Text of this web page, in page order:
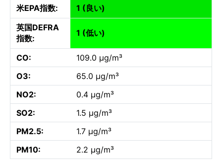
米EPA指数:
1 (良い)
英国DEFRA
指数:
1 (低い)
CO:
109.0 µg/m³
O3:
65.0 µg/m³
NO2:
0.4 µg/m³
SO2:
1.5 µg/m³
PM2.5:
1.7 µg/m³
PM10:
2.2 µg/m³